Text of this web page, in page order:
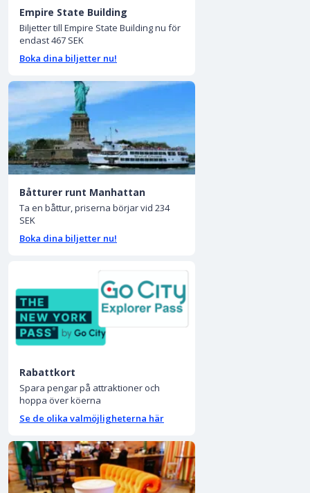
Empire State Building
Biljetter till Empire State Building nu för
endast 467 SEK
Boka dina biljetter nu!
Båtturer runt Manhattan
Ta en båttur, priserna börjar vid 234
SEK
Boka dina biljetter nu!
Rabattkort
Spara pengar på attraktioner och
hoppa över köerna
Se de olika valmöjligheterna här